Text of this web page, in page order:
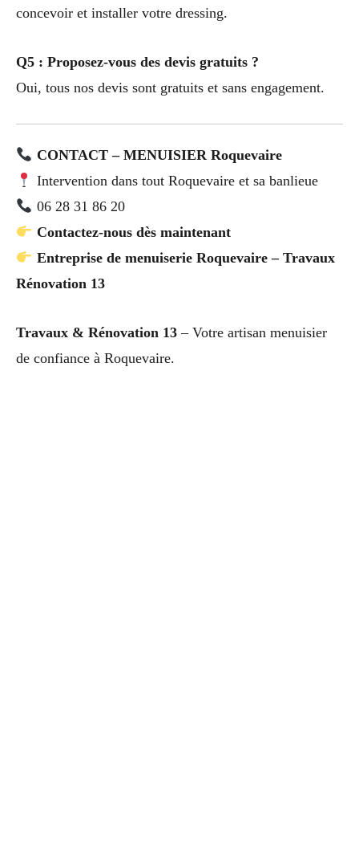
concevoir et installer votre dressing.
Q5 : Proposez-vous des devis gratuits ?
Oui, tous nos devis sont gratuits et sans engagement.
CONTACT – MENUISIER Roquevaire
Intervention dans tout Roquevaire et sa banlieue
06 28 31 86 20
Contactez-nous dès maintenant
Entreprise de menuiserie Roquevaire – Travaux
Rénovation 13
Travaux & Rénovation 13 – Votre artisan menuisier
de confiance à Roquevaire.